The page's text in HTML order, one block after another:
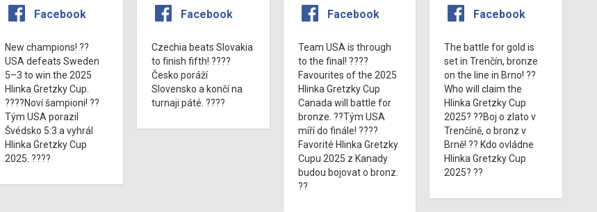
Facebook
New champions! ??
USA defeats Sweden
5–3 to win the 2025
Hlinka Gretzky Cup.
????Noví šampioni! ??
Tým USA porazil
Švédsko 5:3 a vyhrál
Hlinka Gretzky Cup
2025. ????
Facebook
Czechia beats Slovakia
to finish fifth! ????
Česko poráží
Slovensko a končí na
turnaji páté. ????
Facebook
Team USA is through
to the final! ????
Favourites of the 2025
Hlinka Gretzky Cup
Canada will battle for
bronze. ??Tým USA
míří do finále! ????
Favorité Hlinka Gretzky
Cupu 2025 z Kanady
budou bojovat o bronz.
??
Facebook
The battle for gold is
set in Trenčín, bronze
on the line in Brno! ??
Who will claim the
Hlinka Gretzky Cup
2025? ??Boj o zlato v
Trenčíně, o bronz v
Brně! ?? Kdo ovládne
Hlinka Gretzky Cup
2025? ??